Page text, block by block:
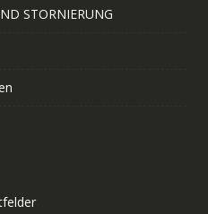
STORNIERUNG